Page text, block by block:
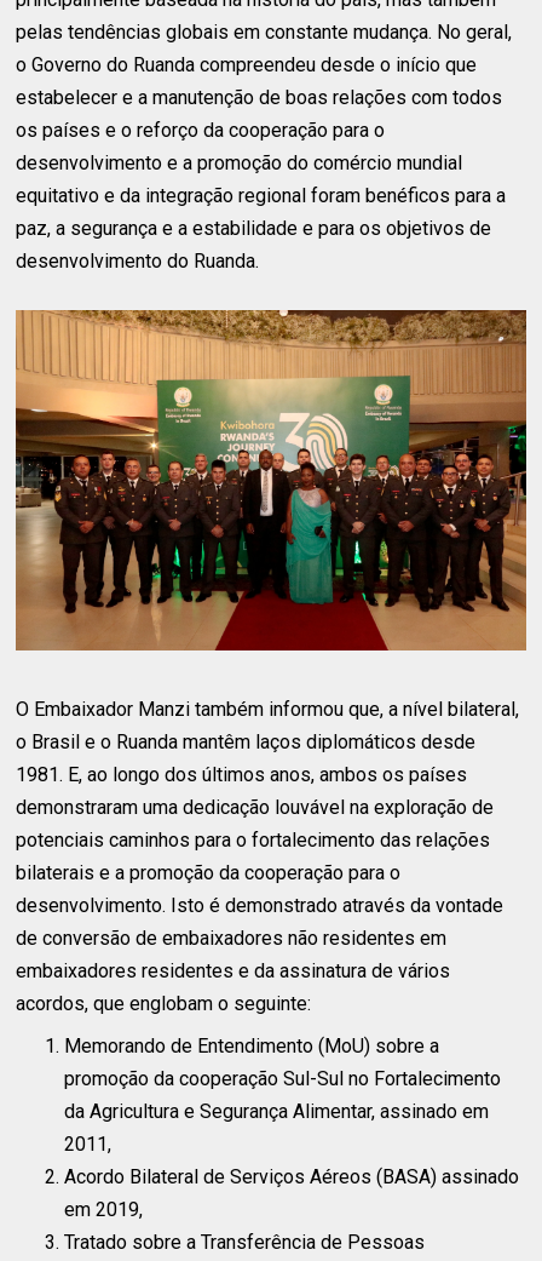
pelas tendências globais em constante mudança. No geral,
o Governo do Ruanda compreendeu desde o início que
estabelecer e a manutenção de boas relações com todos
os países e o reforço da cooperação para o
desenvolvimento e a promoção do comércio mundial
equitativo e da integração regional foram benéficos para a
paz, a segurança e a estabilidade e para os objetivos de
desenvolvimento do Ruanda.
O Embaixador Manzi também informou que, a nível bilateral,
o Brasil e o Ruanda mantêm laços diplomáticos desde
1981. E, ao longo dos últimos anos, ambos os países
demonstraram uma dedicação louvável na exploração de
potenciais caminhos para o fortalecimento das relações
bilaterais e a promoção da cooperação para o
desenvolvimento. Isto é demonstrado através da vontade
de conversão de embaixadores não residentes em
embaixadores residentes e da assinatura de vários
acordos, que englobam o seguinte:
Memorando de Entendimento (MoU) sobre a
promoção da cooperação Sul-Sul no Fortalecimento
da Agricultura e Segurança Alimentar, assinado em
2011,
Acordo Bilateral de Serviços Aéreos (BASA) assinado
em 2019,
Tratado sobre a Transferência de Pessoas